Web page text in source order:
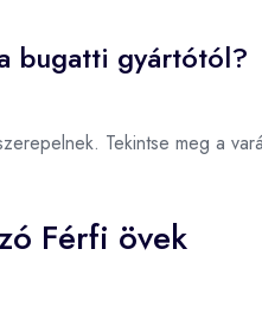
bugatti gyártótól?
Tekintse meg a
Férfi övek